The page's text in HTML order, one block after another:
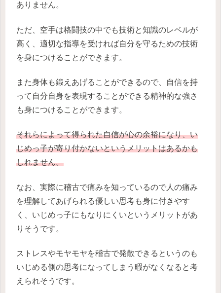
ありません。
ただ、空手は格闘技の中でも技術と知識のレベルが
高く、適切な指導を受ければ自分を守るための技術
を身につけることができます。
また身体も鍛えあげることができるので、自信を持
って自分自身を表現することができる精神的な強さ
も身につけることができます。
それらによって得られた自信が心の余裕になり、い
じめっ子が寄り付かないというメリットはあるかも
しれません。
なお、実際に稽古で痛みを知っているので人の痛み
を理解してあげられる優しい思考も身に付きやす
く、いじめっ子にもなりにくいというメリットがあ
りそうです。
ストレスやモヤモヤを稽古で発散できるというのも
いじめる側の思考になってしまう暇がなくなると考
えられそうです。